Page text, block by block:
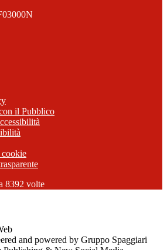
il Pubblico
cookie
8392 volte
and powered by Gruppo Spaggiari